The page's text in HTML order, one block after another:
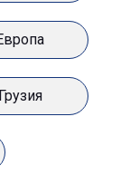
Грузия